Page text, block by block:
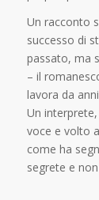
Un racconto
successo di
passato, ma
– il
lavora da
Un
voce e volto
come ha
segrete e